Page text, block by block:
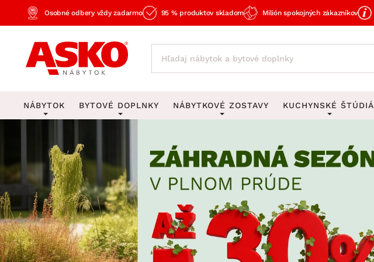
Osobné odbery vždy zadarmo 95 % produktov skladom Milión spokojných zákazníkov
NÁBYTOK
Obývacia izba
Spálňa
Pracovňa a kancelária
BYTOVÉ DOPLNKY
Veľké a stredné koberce
Behúne a malé koberce
Detské koberce
Kúpeľňové predložky
Zobrazit vše
Stolové lampy a lampičky
Stropné osvetlenie
Lustre a závesné svietidlá
Stojacie lampy
Zobrazit vše
Obrazy
Vázy
Zobrazit vše
NÁBYTKOVÉ ZOSTAVY
Spálňové zostavy
Kancelárske zostavy
Kuchynské zostavy
Detské zostavy
Predsieňové zostavy
KUCHYNSKÉ ŠTÚDIÁ